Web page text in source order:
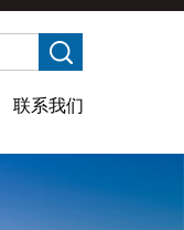
联系我们